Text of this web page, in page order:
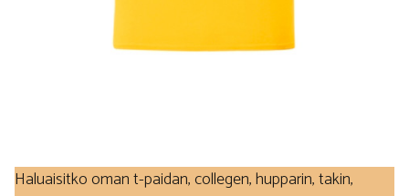
Haluaisitko oman t-paidan, collegen, hupparin, takin,